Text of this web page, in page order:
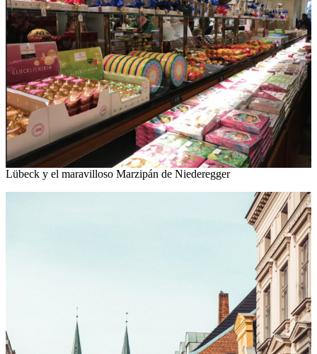
Lübeck y el maravilloso Marzipán de Niederegger